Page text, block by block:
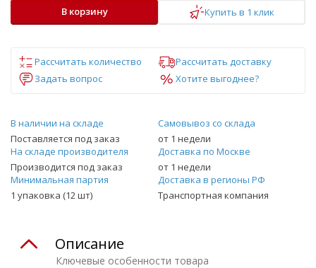
В корзину Купить в 1 клик
Рассчитать количество
Рассчитать доставку
Задать вопрос
Хотите выгоднее?
В наличии на складе
Поставляется под заказ
Самовывоз со склада
от 1 недели
На складе производителя
Производится под заказ
Доставка по Москве
от 1 недели
Минимальная партия
1 упаковка (12 шт)
Доставка в регионы РФ
Транспортная компания
Ключевые особенности товара
Описание